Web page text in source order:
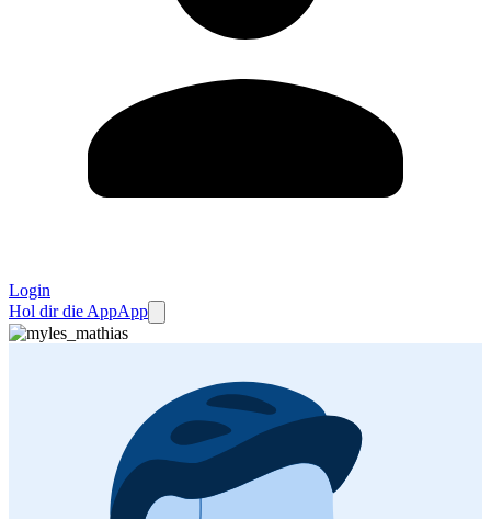
Login
Hol dir die AppApp